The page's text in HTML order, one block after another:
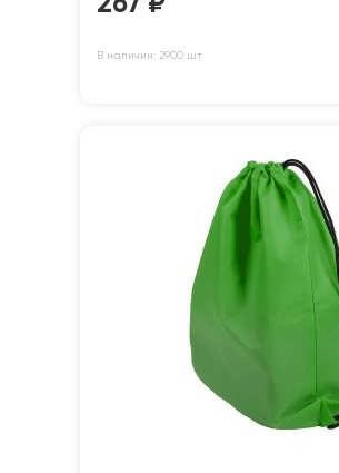
В наличии: 2900 шт